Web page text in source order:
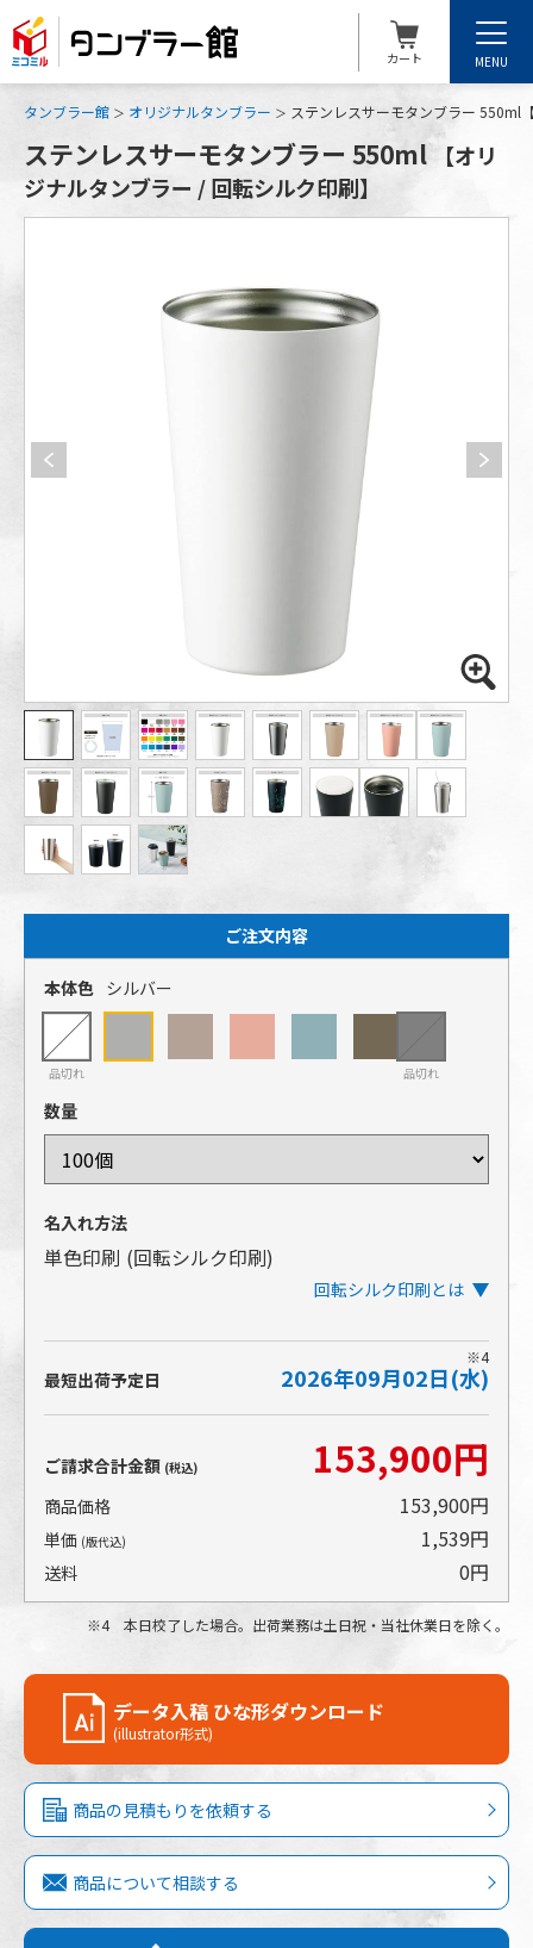
カート MENU
タンブラー館 オリジナルタンブラー ステンレスサーモタンブラー 550ml
ステンレスサーモタンブラー 550ml 【オリ
ジナルタンブラー / 回転シルク印刷】
ご注文内容
本体色 シルバー
品切れ 品切れ
数量
名入れ方法
単色印刷 (回転シルク印刷)
回転シルク印刷とは
アイテムを回転させながら印刷するタイプのシルク印
アイテムの表面にインクを盛る印刷方法であるため、
発色の美しさや、細かい文字や小さな柄の再現性が高
いところも特長です。
※4
最短出荷予定日 2026年09月02日(水)
ご請求合計金額 (税込) 153,900円
商品価格 153,900円
単価 (版代込) 1,539円
送料 0円
4 本日校了した場合。出荷業務は土日祝・当社休業日を除く。
データ入稿 ひな形ダウンロード
(illustrator形式)
商品の見積もりを依頼する
商品について相談する